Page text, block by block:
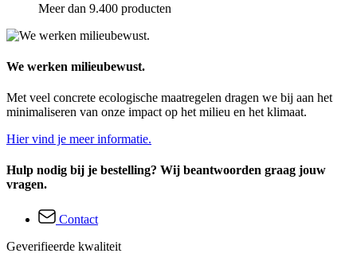
Meer dan 9.400 producten
We werken milieubewust.
Met veel concrete ecologische maatregelen dragen we bij aan het
minimaliseren van onze impact op het milieu en het klimaat.
Hier vind je meer informatie.
Hulp nodig bij je bestelling? Wij beantwoorden graag jouw
vragen.
Contact
Geverifieerde kwaliteit